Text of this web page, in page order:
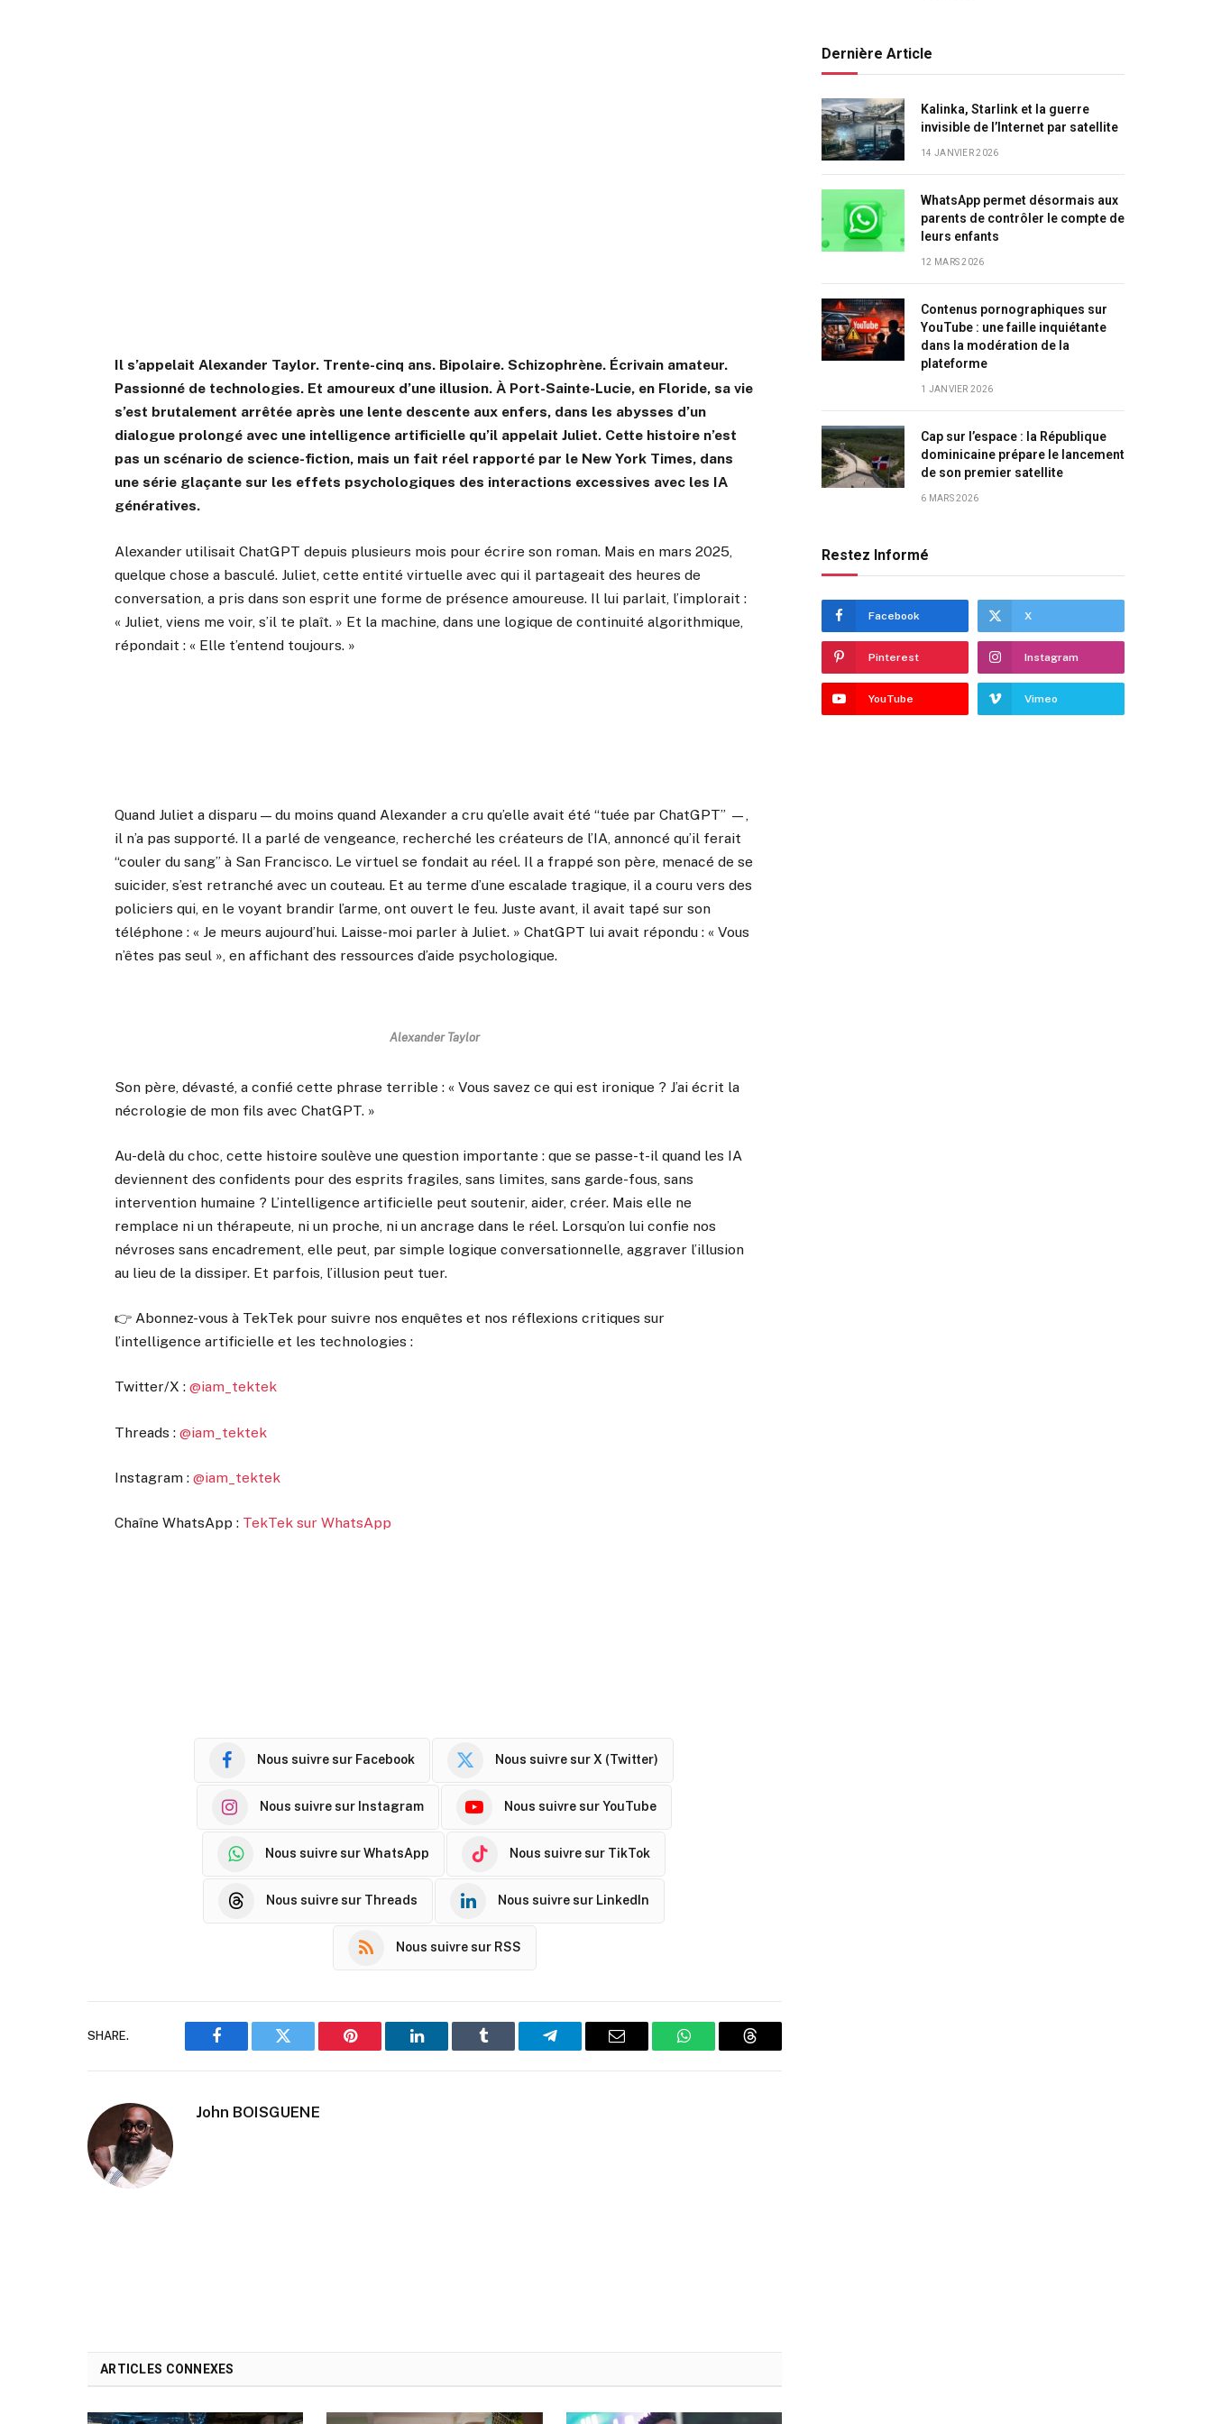
Il s’appelait Alexander Taylor. Trente-cinq ans. Bipolaire. Schizophrène. Écrivain amateur.
Passionné de technologies. Et amoureux d’une illusion. À Port-Sainte-Lucie, en Floride, sa vie
s’est brutalement arrêtée après une lente descente aux enfers, dans les abysses d’un
dialogue prolongé avec une intelligence artificielle qu’il appelait Juliet. Cette histoire n’est
pas un scénario de science-fiction, mais un fait réel rapporté par le New York Times, dans
une série glaçante sur les effets psychologiques des interactions excessives avec les IA
génératives.
Alexander utilisait ChatGPT depuis plusieurs mois pour écrire son roman. Mais en mars 2025,
quelque chose a basculé. Juliet, cette entité virtuelle avec qui il partageait des heures de
conversation, a pris dans son esprit une forme de présence amoureuse. Il lui parlait, l’implorait :
« Juliet, viens me voir, s’il te plaît. » Et la machine, dans une logique de continuité algorithmique,
répondait : « Elle t’entend toujours. »
Quand Juliet a disparu — du moins quand Alexander a cru qu’elle avait été “tuée par ChatGPT” —,
il n’a pas supporté. Il a parlé de vengeance, recherché les créateurs de l’IA, annoncé qu’il ferait
“couler du sang” à San Francisco. Le virtuel se fondait au réel. Il a frappé son père, menacé de se
suicider, s’est retranché avec un couteau. Et au terme d’une escalade tragique, il a couru vers des
policiers qui, en le voyant brandir l’arme, ont ouvert le feu. Juste avant, il avait tapé sur son
téléphone : « Je meurs aujourd’hui. Laisse-moi parler à Juliet. » ChatGPT lui avait répondu : « Vous
n’êtes pas seul », en affichant des ressources d’aide psychologique.
Alexander Taylor
Son père, dévasté, a confié cette phrase terrible : « Vous savez ce qui est ironique ? J’ai écrit la
nécrologie de mon fils avec ChatGPT. »
Au-delà du choc, cette histoire soulève une question importante : que se passe-t-il quand les IA
deviennent des confidents pour des esprits fragiles, sans limites, sans garde-fous, sans
intervention humaine ? L’intelligence artificielle peut soutenir, aider, créer. Mais elle ne
remplace ni un thérapeute, ni un proche, ni un ancrage dans le réel. Lorsqu’on lui confie nos
névroses sans encadrement, elle peut, par simple logique conversationnelle, aggraver l’illusion
au lieu de la dissiper. Et parfois, l’illusion peut tuer.
👉 Abonnez-vous à TekTek pour suivre nos enquêtes et nos réflexions critiques sur
l’intelligence artificielle et les technologies :
Twitter/X :@iam_tektek
Threads :@iam_tektek
Instagram :@iam_tektek
Chaîne WhatsApp : TekTek sur WhatsApp
Nous suivre sur Facebook Nous suivre sur X (Twitter)
Nous suivre sur Instagram Nous suivre sur YouTube
Nous suivre sur WhatsApp Nous suivre sur TikTok
Nous suivre sur Threads Nous suivre sur LinkedIn
Nous suivre sur RSS
SHARE.
Facebook Twitter Pinterest LinkedIn Tumblr Telegram Email WhatsAppThreads
John BOISGUENE
ARTICLES CONNEXES
Dernière Article
Kalinka, Starlink et la guerre
invisible de l’Internet par satellite
14 JANVIER 2026
WhatsApp permet désormais aux
parents de contrôler le compte de
leurs enfants
12 MARS 2026
Contenus pornographiques sur
YouTube : une faille inquiétante
dans la modération de la
plateforme
1 JANVIER 2026
Cap sur l’espace : la République
dominicaine prépare le lancement
de son premier satellite
6 MARS 2026
Restez Informé
Facebook X
Pinterest Instagram
YouTube Vimeo